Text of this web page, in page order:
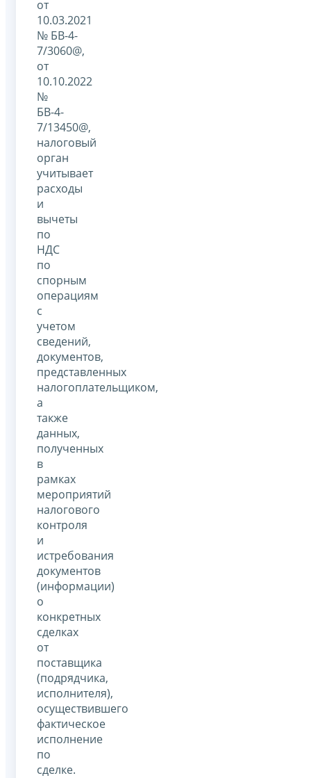
от
10.03.2021
№ БВ-4-
7/3060@,
от
10.10.2022
№
БВ-4-
7/13450@,
налоговый
орган
учитывает
расходы
и
вычеты
по
НДС
по
спорным
операциям
с
учетом
сведений,
документов,
представленных
налогоплательщиком,
а
также
данных,
полученных
в
рамках
мероприятий
налогового
контроля
и
истребования
документов
(информации)
о
конкретных
сделках
от
поставщика
(подрядчика,
исполнителя),
осуществившего
фактическое
исполнение
по
сделке.